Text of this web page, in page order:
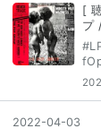
[
プ
#
2022-04-03